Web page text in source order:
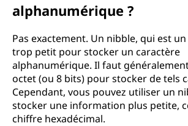
alphanumérique ?
Pas exactement. Un nibble, qui est
trop petit pour stocker un caractère
alphanumérique. Il faut
octet (ou 8 bits) pour stocker de tels
Cependant, vous pouvez utiliser un
stocker une information plus petite,
chiffre hexadécimal.